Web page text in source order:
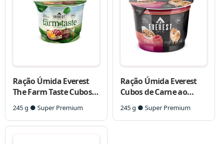
Ração Úmida Everest
The Farm Taste Cubos
de Carne ao Molho com
Abóbora e Ervilha para
Cães
245 g ● Super Premium
Ração Úmida Everest
Cubos de Carne ao
Molho para Cães Raças
Pequenas e Mini
245 g ● Super Premium